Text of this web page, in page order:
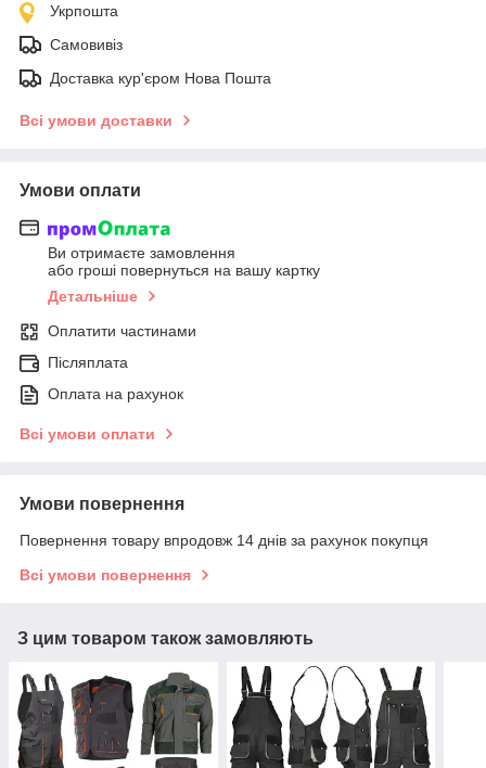
Укрпошта
Самовивіз
Доставка кур'єром Нова Пошта
Всі умови доставки
Умови оплати
Ви отримаєте замовлення
або гроші повернуться на вашу картку
Детальніше
Оплатити частинами
Післяплата
Оплата на рахунок
Всі умови оплати
Умови повернення
Повернення товару впродовж 14 днів за рахунок покупця
Всі умови повернення
З цим товаром також замовляють